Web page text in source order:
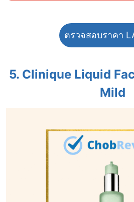
ตรวจสอบราคา
5. Clinique Liquid
Mild